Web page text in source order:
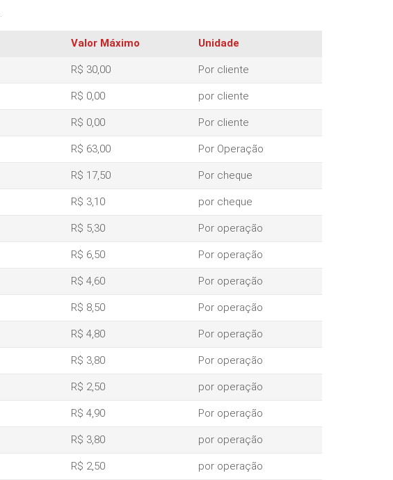
Valor Máximo Unidade
R$ 30,00 Por cliente
R$ 0,00 por cliente
R$ 0,00 Por cliente
R$ 63,00 Por Operação
R$ 17,50 Por cheque
R$ 3,10 por cheque
R$ 5,30 Por operação
R$ 6,50 Por operação
R$ 4,60 Por operação
R$ 8,50 Por operação
R$ 4,80 Por operação
R$ 3,80 Por operação
R$ 2,50 por operação
R$ 4,90 Por operação
R$ 3,80 por operação
R$ 2,50 por operação